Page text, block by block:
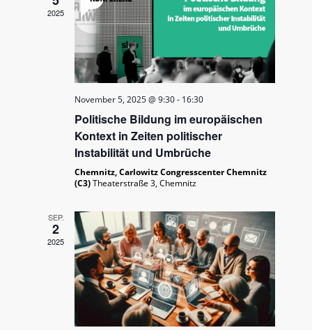
2025
November 5, 2025 @ 9:30- 16:30
Politische Bildung im europäischen
Kontext in Zeiten politischer
Instabilität und Umbrüche
Chemnitz, Carlowitz Congresscenter Chemnitz
(C3)Theaterstraße 3, Chemnitz
SEP.
2
2025